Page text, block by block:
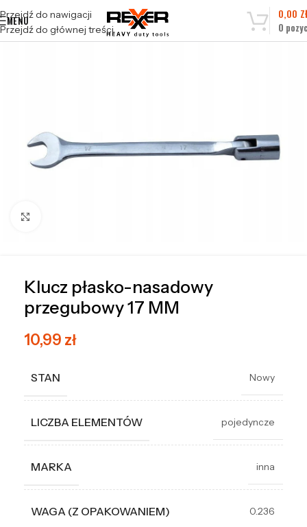
Przejdź do nawigacji
Przejdź do głównej treści
MENU
0
0,00
Klucz płasko-nasadowy
przegubowy 17 MM
10,99 zł
STAN Nowy
LICZBA ELEMENTÓW pojedyncze
MARKA inna
WAGA (Z OPAKOWANIEM) 0.236